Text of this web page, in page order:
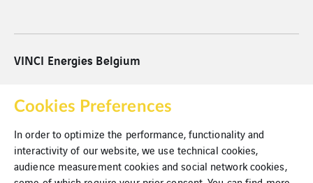
VINCI Energies Belgium
Cookies
Cookies Preferences
In order to optimize the performance, functionality and
interactivity of our website, we use technical cookies,
audience measurement cookies and social network cookies,